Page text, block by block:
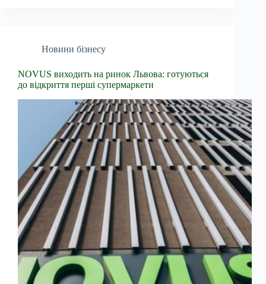
Новини бізнесу
NOVUS виходить на ринок Львова: готуються
до відкриття перші супермаркети